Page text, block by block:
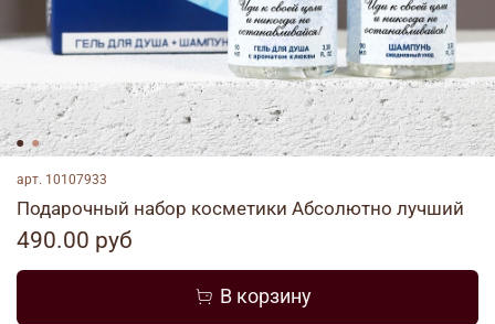
арт. 10107933
Подарочный набор косметики Абсолютно лучший
490.00 руб
В корзину